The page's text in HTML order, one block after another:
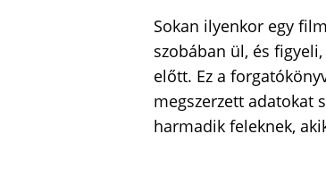
Sokan ilyenkor egy
szobában ül, és
előtt. Ez a
megszerzett adatokat
harmadik feleknek,